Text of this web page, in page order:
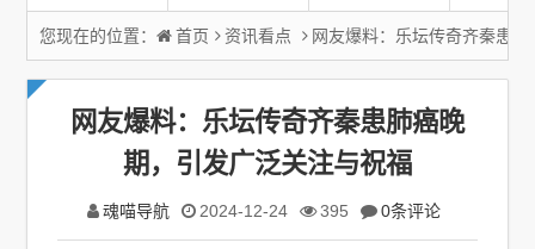
您现在的位置： 首页 资讯看点 网友爆料：乐坛传奇齐秦患
网友爆料：乐坛传奇齐秦患肺癌晚
期，引发广泛关注与祝福
魂喵导航 2024-12-24 395 0条评论